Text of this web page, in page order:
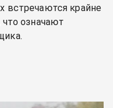
встречаются крайне
означают